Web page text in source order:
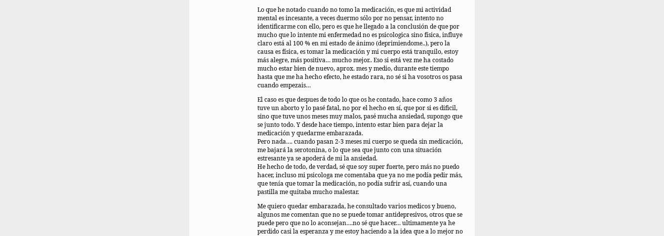
Lo que he notado cuando no tomo la medicación, es que mi actividad
mental es incesante, a veces duermo sólo por no pensar, intento no
identificarme con ello, pero es que he llegado a la conclusión de que por
mucho que lo intente mi enfermedad no es psicologica sino física, influye
claro está al 100 % en mi estado de ánimo (deprimiendome..), pero la
causa es física, es tomar la medicación y mi cuerpo está tranquilo, estoy
más alegre, más positiva… mucho mejor.. Eso si está vez me ha costado
mucho estar bien de nuevo, aprox. mes y medio, durante este tiempo
hasta que me ha hecho efecto, he estado rara, no sé si ha vosotros os pasa
cuando empezais…
El caso es que despues de todo lo que os he contado, hace como 3 años
tuve un aborto y lo pasé fatal, no por el hecho en sí, que por si es dificil,
sino que tuve unos meses muy malos, pasé mucha ansiedad, supongo que
se junto todo. Y desde hace tiempo, intento estar bien para dejar la
medicación y quedarme embarazada.
Pero nada…. cuando pasan 2-3 meses mi cuerpo se queda sin medicación,
me bajará la serotonina, o lo que sea que junto con una situación
estresante ya se apoderá de mi la ansiedad.
He hecho de todo, de verdad, sé que soy super fuerte, pero más no puedo
hacer, incluso mi psicologa me comentaba que ya no me podía pedir más,
que tenía que tomar la medicación, no podía sufrir así, cuando una
pastilla me quitaba mucho malestar.
Me quiero quedar embarazada, he consultado varios medicos y bueno,
algunos me comentan que no se puede tomar antidepresivos, otros que se
puede pero que no lo aconsejan….no sé que hacer… ultimamente ya he
perdido casi la esperanza y me estoy haciendo a la idea que a lo mejor no